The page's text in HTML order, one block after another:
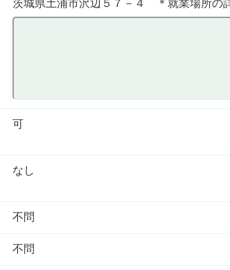
茨城県土浦市沢辺５７－４ ＊就業場所の
可
なし
不問
不問